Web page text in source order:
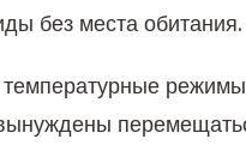
без места обитания.